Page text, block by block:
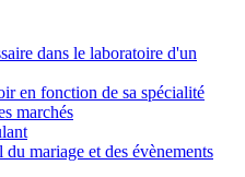
dans le laboratoire d'un
en fonction de sa spécialité
marchés
mariage et des évènements